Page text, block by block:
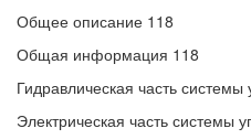
Общее описание 118
Общая информация 118
Гидравлическая часть
Электрическая часть системы